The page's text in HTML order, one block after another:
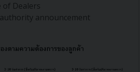
of Dealers
announcement